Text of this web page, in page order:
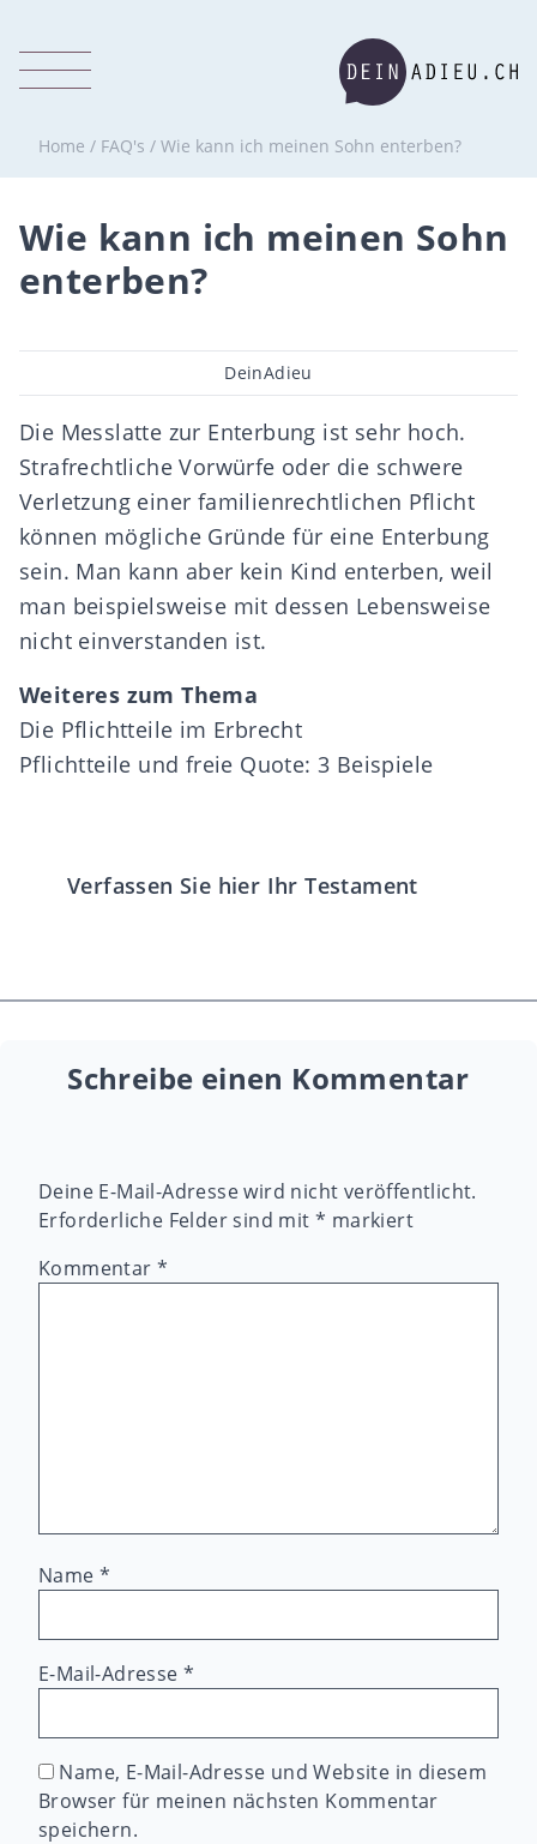
Home / FAQ's / Wie kann ich meinen Sohn enterben?
Wie kann ich meinen Sohn
enterben?
Beitragsautor
DeinAdieu
Die Messlatte zur Enterbung ist sehr hoch.
Strafrechtliche Vorwürfe oder die schwere
Verletzung einer familienrechtlichen Pﬂicht
können mögliche Gründe für eine Enterbung
sein. Man kann aber kein Kind enterben, weil
man beispielsweise mit dessen Lebensweise
nicht einverstanden ist.
Weiteres zum Thema
Die Pflichtteile im Erbrecht
Pflichtteile und freie Quote: 3 Beispiele
Verfassen Sie hier Ihr Testament
Schreibe einen Kommentar
Deine E-Mail-Adresse wird nicht veröffentlicht.
Erforderliche Felder sind mit * markiert
Kommentar*
Name *
E-Mail-Adresse*
Name, E-Mail-Adresse und Website in diesem
Browser für meinen nächsten Kommentar
speichern.